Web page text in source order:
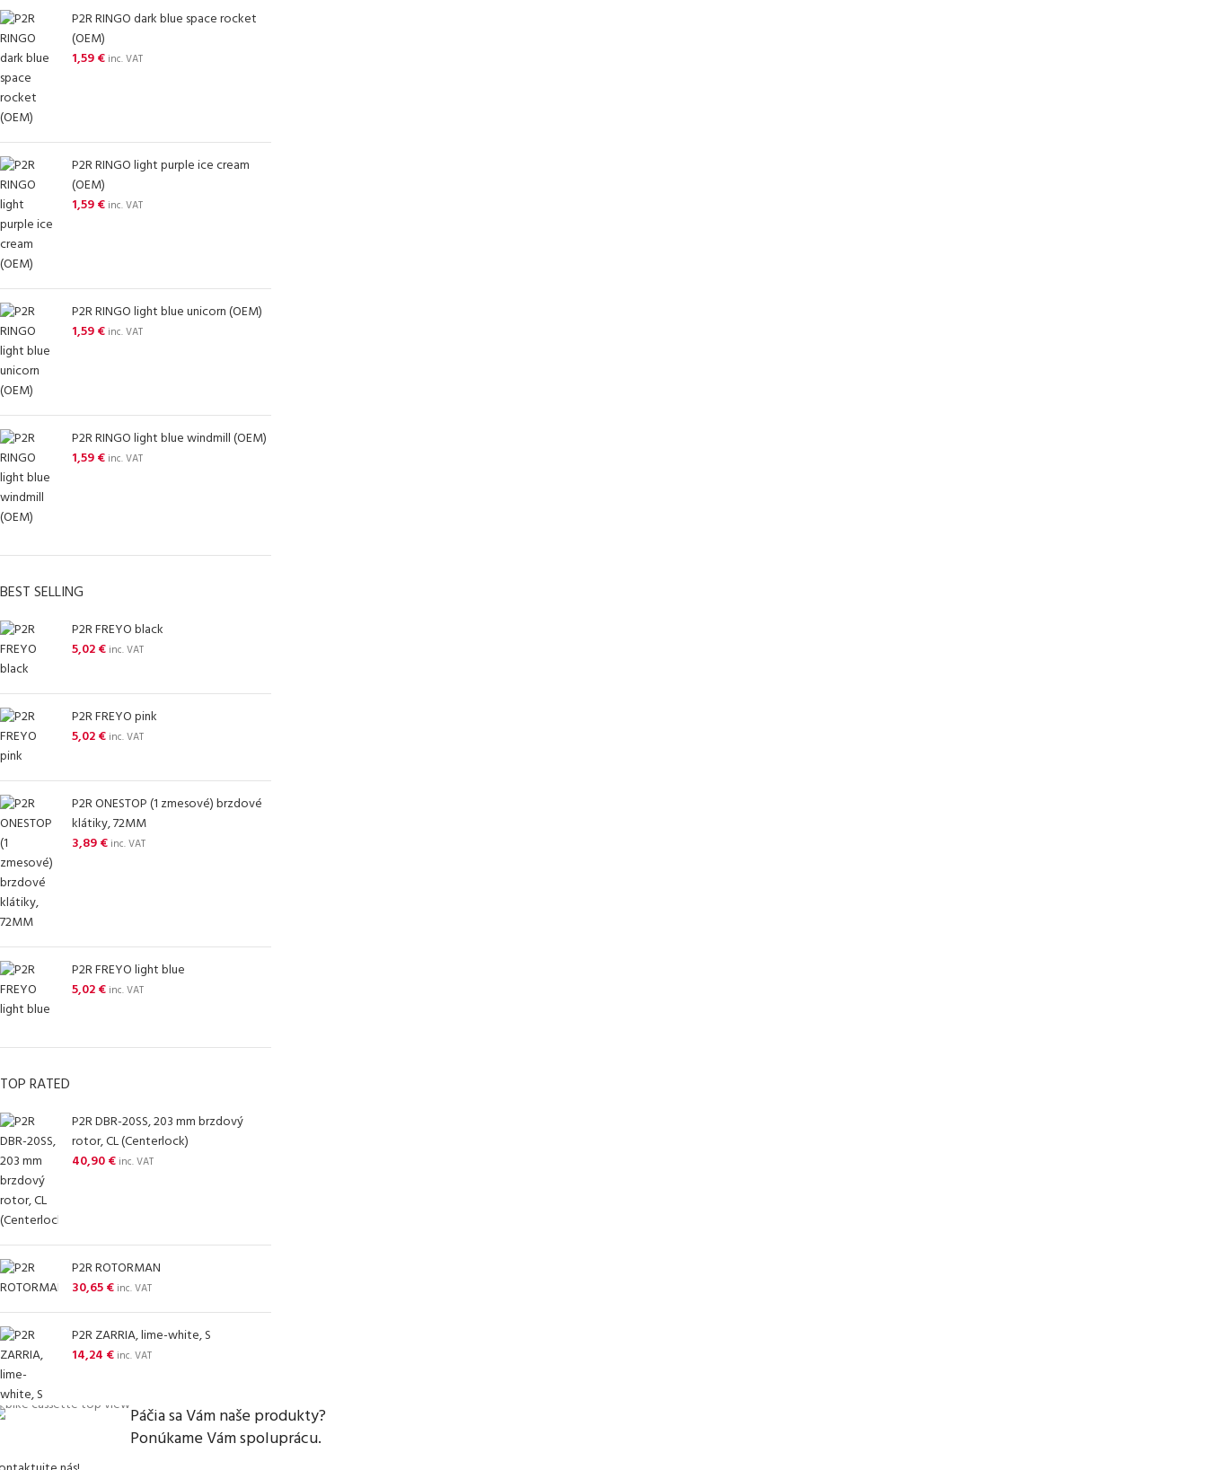
P2R RINGO dark blue space rocket
(OEM)
1,59€ inc. VAT
P2R RINGO light purple ice cream
(OEM)
1,59€ inc. VAT
P2R RINGO light blue unicorn (OEM)
1,59€ inc. VAT
P2R RINGO light blue windmill (OEM)
1,59€ inc. VAT
BEST SELLING
P2R FREYO black
5,02€ inc. VAT
P2R FREYO pink
5,02€ inc. VAT
P2R ONESTOP (1 zmesové) brzdové
klátiky, 72MM
3,89€ inc. VAT
P2R FREYO light blue
5,02€ inc. VAT
TOP RATED
P2R DBR-20SS, 203 mm brzdový
rotor, CL (Centerlock)
40,90€ inc. VAT
P2R ROTORMAN
30,65€ inc. VAT
P2R ZARRIA, lime-white, S
14,24 € inc. VAT
Páčia sa Vám naše produkty?
Ponúkame Vám spoluprácu.